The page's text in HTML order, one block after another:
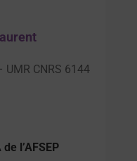
UMR CNRS 6144
l’AFSEP